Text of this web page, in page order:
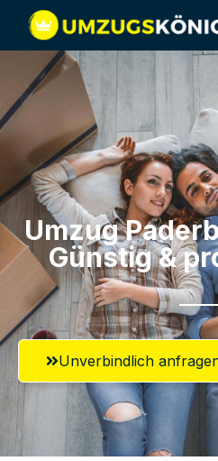
Umzug
Günstig &
Unverbindlich